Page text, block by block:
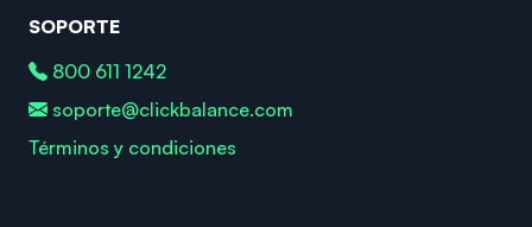
SOPORTE
800 611 1242
soporte@clickbalance.com
Términos y condiciones